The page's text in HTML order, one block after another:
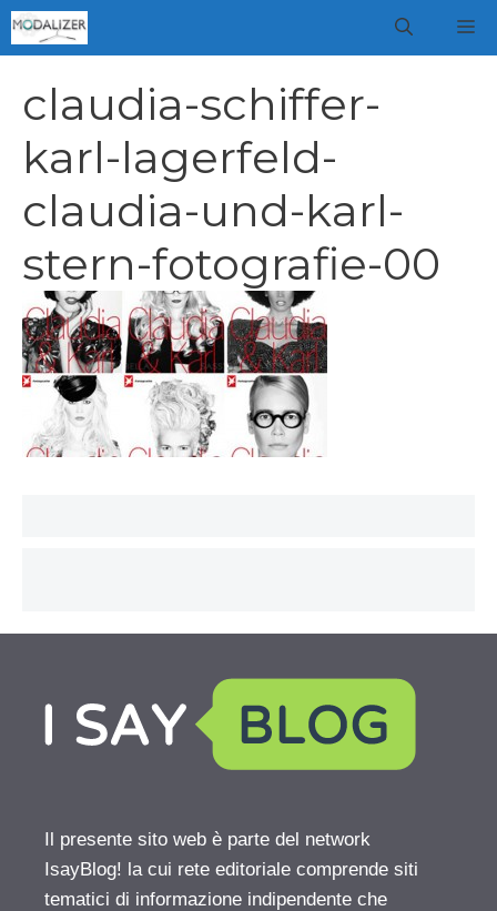
Vai
al
claudia-schiffer-
karl-lagerfeld-
claudia-und-karl-
stern-fotografie-00
Il presente sito web è parte del network
IsayBlog! la cui rete editoriale comprende siti
tematici di informazione indipendente che